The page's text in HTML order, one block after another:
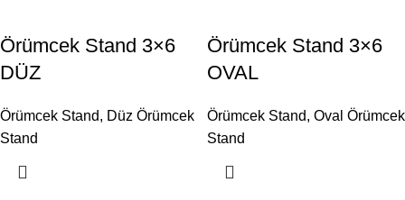
Örümcek Stand 3×6
DÜZ
Örümcek Stand, Düz Örümcek
Stand
Örümcek Stand 3×6
OVAL
Örümcek Stand, Oval Örümcek
Stand